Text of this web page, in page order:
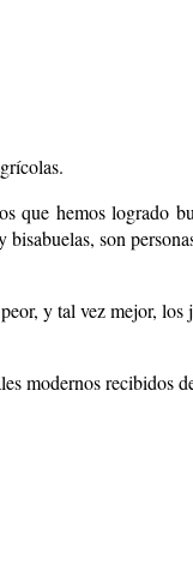
que hemos logrado
son
y tal vez mejor, los
modernos recibidos